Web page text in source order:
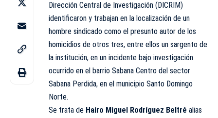
Dirección Central de Investigación ( DICRIM)
identificaron y trabajan en la localización de un
hombre sindicado como el presunto autor de los
homicidios de otros tres, entre ellos un sargento de
la institución, en un incidente bajo investigación
ocurrido en el barrio Sabana Centro del sector
Sabana Perdida, en el municipio Santo Domingo
Norte.
Se trata de Hairo Miguel Rodríguez Beltré alias